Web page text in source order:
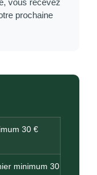
prochaine
30 €
minimum 30